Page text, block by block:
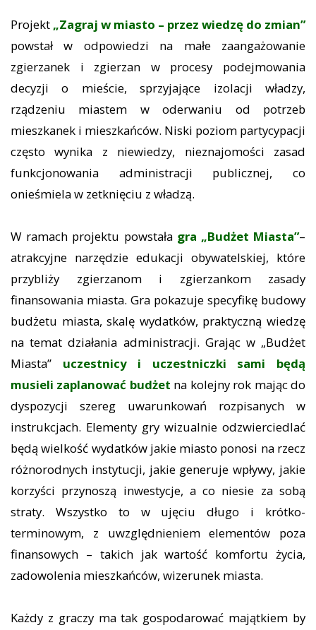
Projekt „Zagraj w miasto – przez wiedzę do zmian”
powstał w odpowiedzi na małe zaangażowanie
zgierzanek i zgierzan w procesy podejmowania
decyzji o mieście, sprzyjające izolacji władzy,
rządzeniu miastem w oderwaniu od potrzeb
mieszkanek i mieszkańców. Niski poziom partycypacji
często wynika z niewiedzy, nieznajomości zasad
funkcjonowania administracji publicznej, co
onieśmiela w zetknięciu z władzą.
W ramach projektu powstała gra „Budżet Miasta”–
atrakcyjne narzędzie edukacji obywatelskiej, które
przybliży zgierzanom i zgierzankom zasady
finansowania miasta. Gra pokazuje specyfikę budowy
budżetu miasta, skalę wydatków, praktyczną wiedzę
na temat działania administracji. Grając w „Budżet
Miasta” uczestnicy i uczestniczki sami będą
musieli zaplanować budżet na kolejny rok mając do
dyspozycji szereg uwarunkowań rozpisanych w
instrukcjach. Elementy gry wizualnie odzwierciedlać
będą wielkość wydatków jakie miasto ponosi na rzecz
różnorodnych instytucji, jakie generuje wpływy, jakie
korzyści przynoszą inwestycje, a co niesie za sobą
straty. Wszystko to w ujęciu długo i krótko-
terminowym, z uwzględnieniem elementów poza
finansowych – takich jak wartość komfortu życia,
zadowolenia mieszkańców, wizerunek miasta.
Każdy z graczy ma tak gospodarować majątkiem by